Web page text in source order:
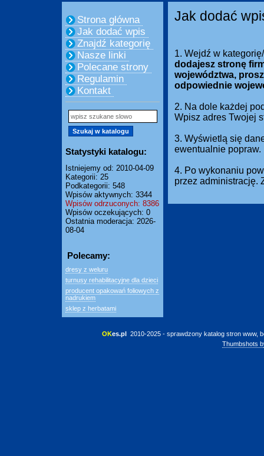
Strona główna
Jak dodać wpis
Znajdź kategorię
Nasze linki
Polecane strony
Regulamin
Kontakt
Statystyki katalogu:
Istniejemy od: 2010-04-09
Kategorii: 25
Podkategorii: 548
Wpisów aktywnych: 3344
Wpisów odrzuconych: 8386
Wpisów oczekujących: 0
Ostatnia moderacja: 2026-
08-04
Polecamy:
dresy z weluru
turnusy rehabilitacyjne dla dzieci
producent opakowań foliowych z
nadrukiem
sklep z herbatami
Jak dodać
1. Wejdź w
dodajesz stronę
województwa,
odpowiednie
2. Na dole każdej
Wpisz adres Twojej
3. Wyświetlą się
ewentualnie popraw.
4. Po wykonaniu
przez administrację.
OKes.pl 2010-2025 - sprawdzony katalog stron www,
Thumbshots